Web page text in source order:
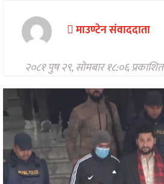
स्वास्थ्य
मनोरन्जन
अन्तरवार्ता/
विचार
खेलकुद
थप
माउण्टेन संवाददाता
२०८१ पुष २९, सोमबार १८:०६ प्रकाशित